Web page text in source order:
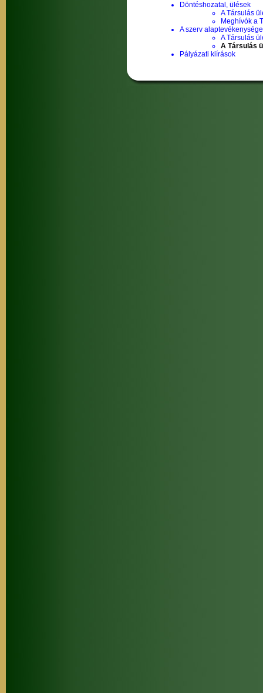
Döntéshozatal, ülések
A Társulás
Meghívók a
A szerv
A Társulás
A Társulás
Pályázati kiírások